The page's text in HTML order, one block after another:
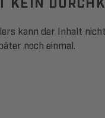
kann der Inhalt
noch einmal.